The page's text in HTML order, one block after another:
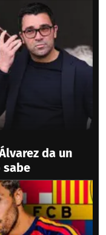
da un
sabe